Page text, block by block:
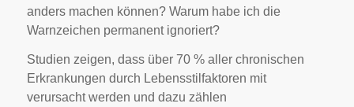
anders machen können? Warum habe ich die
Warnzeichen permanent ignoriert?
Studien zeigen, dass über 70 % aller chronischen
Erkrankungen durch Lebensstilfaktoren mit
verursacht werden und dazu zählen